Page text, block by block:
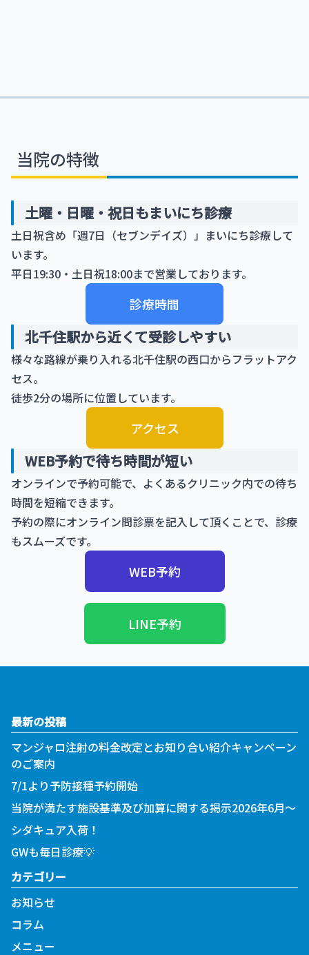
当院の特徴
土曜・日曜・祝日もまいにち診療
土日祝含め「週7日（セブンデイズ）」まいにち診療して
います。
平日19:30・土日祝18:00まで営業しております。
診療時間
北千住駅から近くて受診しやすい
様々な路線が乗り入れる北千住駅の西口からフラットアク
セス。
徒歩2分の場所に位置しています。
アクセス
WEB予約で待ち時間が短い
オンラインで予約可能で、よくあるクリニック内での待ち
時間を短縮できます。
予約の際にオンライン問診票を記入して頂くことで、診療
もスムーズです。
WEB予約
LINE予約
最新の投稿
マンジャロ注射の料金改定とお知り合い紹介キャンペーン
のご案内
7/1より予防接種予約開始
当院が満たす施設基準及び加算に関する掲示2026年6月～
シダキュア入荷！
GWも毎日診療💡
カテゴリー
お知らせ
コラム
メニュー